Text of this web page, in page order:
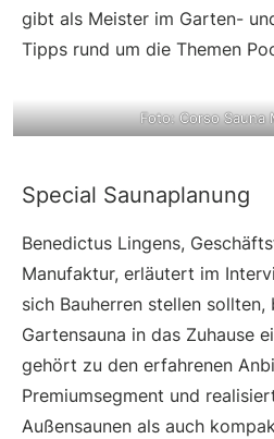
gibt als Meister im Garten-
Tipps rund um die Themen
Foto: Corso Sauna
Special Saunaplanung
Benedictus Lingens,
Manufaktur, erläutert im
sich Bauherren stellen sollten,
Gartensauna in das Zuhause
gehört zu den erfahrenen
Premiumsegment und
Außensaunen als auch